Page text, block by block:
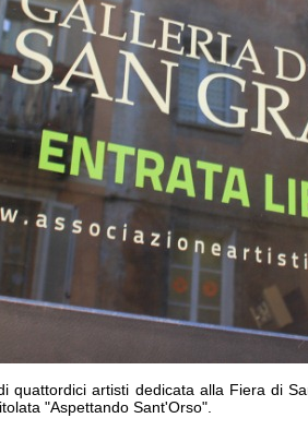
quattordici artisti dedicata alla Fiera di
"Aspettando Sant'Orso".